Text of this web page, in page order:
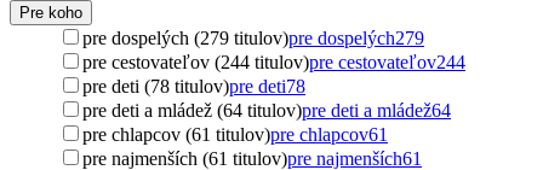
Pre koho
pre dospelých (279 titulov)pre dospelých279
pre cestovateľov (244 titulov)pre cestovateľov244
pre deti (78 titulov)pre deti78
pre deti a mládež (64 titulov)pre deti a mládež64
pre chlapcov (61 titulov)pre chlapcov61
pre najmenších (61 titulov)pre najmenších61